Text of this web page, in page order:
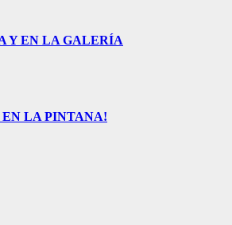
Y EN LA GALERÍA
LA PINTANA!